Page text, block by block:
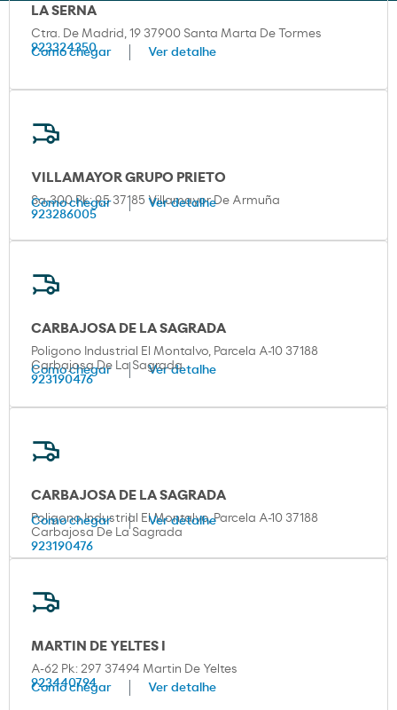
Como chegar Ver detalhe
VILLAMAYOR GRUPO PRIETO
Sa-300 Pk: 9,5 37185 Villamayor De Armuña
923286005
Como chegar Ver detalhe
CARBAJOSA DE LA SAGRADA
Poligono Industrial El Montalvo, Parcela A-10 37188
Carbajosa De La Sagrada
923190476
Como chegar Ver detalhe
LA SERNA
Ctra. De Madrid, 19 37900 Santa Marta De Tormes
923324350
Como chegar Ver detalhe
CARBAJOSA DE LA SAGRADA
Poligono Industrial El Montalvo, Parcela A-10 37188
Carbajosa De La Sagrada
923190476
Como chegar Ver detalhe
MARTIN DE YELTES I
A-62 Pk: 297 37494 Martin De Yeltes
923440794